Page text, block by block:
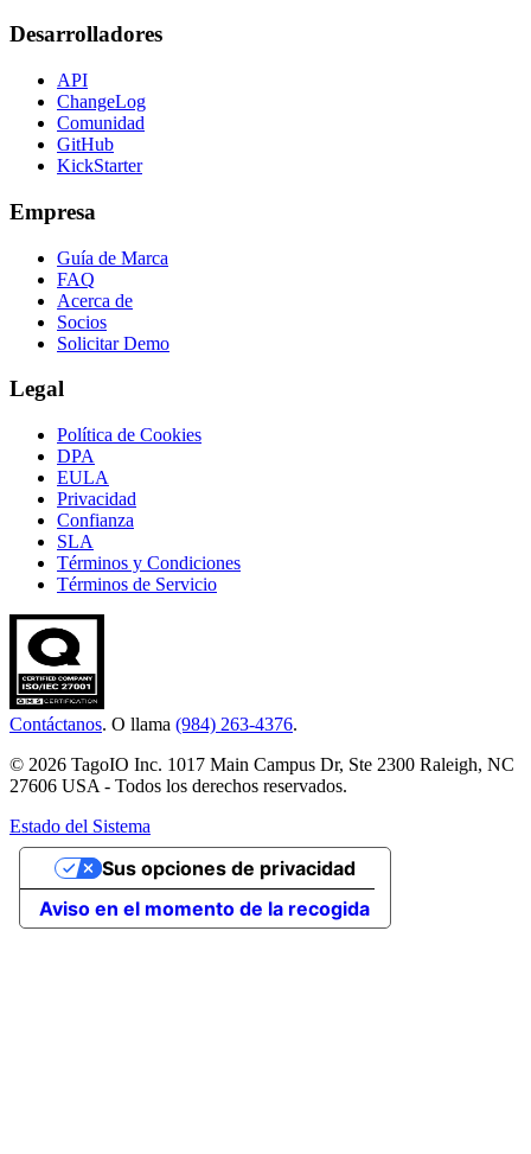
Desarrolladores
API
ChangeLog
Comunidad
GitHub
KickStarter
Empresa
Guía de Marca
FAQ
Acerca de
Socios
Solicitar Demo
Legal
Política de Cookies
DPA
EULA
Privacidad
Confianza
SLA
Términos y Condiciones
Términos de Servicio
Contáctanos. O llama (984) 263-4376.
© 2026 TagoIO Inc. 1017 Main Campus Dr, Ste 2300 Raleigh, NC
27606 USA - Todos los derechos reservados.
Estado del Sistema
Aviso en el momento de la recogida
Sus opciones de privacidad